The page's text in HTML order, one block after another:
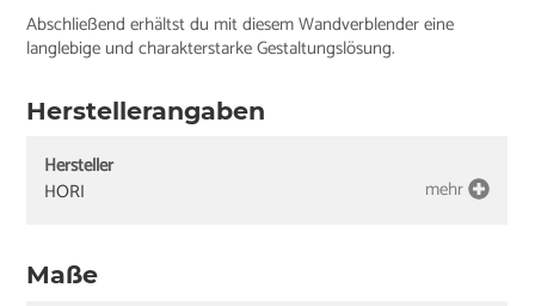
Abschließend erhältst du mit diesem Wandverblender eine
langlebige und charakterstarke Gestaltungslösung.
Herstellerangaben
Hersteller
HORI
mehr
Maße